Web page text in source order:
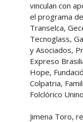
vinculan con
el programa
Transelca,
Tecnoglass,
y Asociados,
Expreso
Hope,
Colpatria,
Folclórico
Jimena Toro,